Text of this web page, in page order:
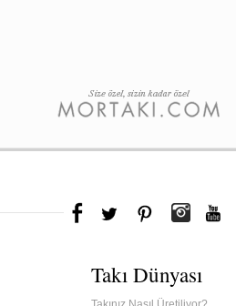
Takı Dünyası